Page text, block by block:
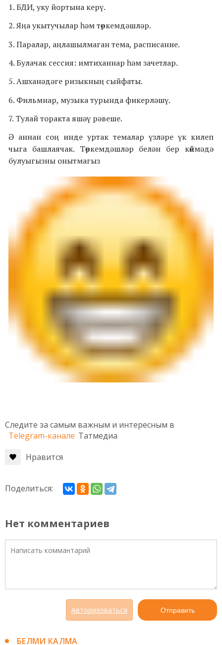
1. БДИ, уку йортына керү.
2. Яңа укытучылар һәм төркемдәшләр.
3. Паралар, аңлашылмаган тема, расписание.
4. Булачак сессия: имтиханнар һәм зачетлар.
5. Ашханәдәге ризыкның сыйфаты.
6. Фильмнар, музыка турында фикерләшү.
7. Тулай торакта яшәү рәвеше.
Ә аннан соң инде уртак темалар үзләре үк килеп
чыга башлаячак. Төркемдәшләр белән бер көймәдә
булуыгызны онытмагыз
Следите за самым важным и интересным в
Telegram-канале Татмедиа
Нравится
Поделиться:
Нет комментариев
Авторизоваться Отправить
БЕЛМИ КАЛМА